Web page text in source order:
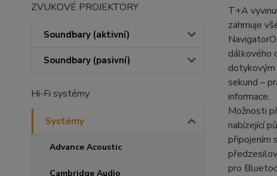
ZVUKOVÉ PROJEKTORY
Soundbary (aktivní)
Soundbary (pasivní)
Hi-Fi systémy
Systémy
Advance Acoustic
Cambridge Audio
T+A
zahrnuje
dálkového
dotykovým
sekund –
informace.
Možnosti
nabízející
připojením
pro